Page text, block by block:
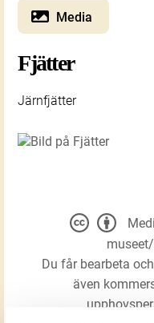
Media
Fjätter
Järnfjätter
Du får bearbeta
även